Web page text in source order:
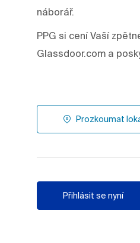
náborář.
PPG si cení Vaší
Glassdoor.com a
Prozkoumat
Přihlásit se nyní